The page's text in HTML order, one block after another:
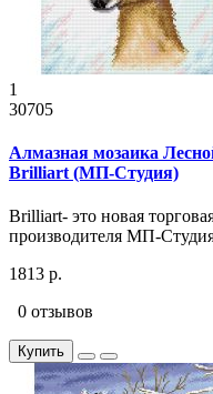
1
30705
Алмазная мозаика
Brilliart (МП-Студия)
Brilliart- это новая
производителя МП-
1813 р.
0 отзывов
Купить